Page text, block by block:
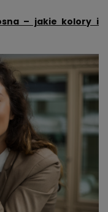
– jakie kolory i